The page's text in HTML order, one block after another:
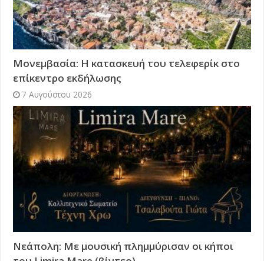
Μονεμβασία: Η κατασκευή του τελεφερίκ στο
επίκεντρο εκδήλωσης
7 Αυγούστου 2026
Νεάπολη: Με μουσική πλημμύρισαν οι κήποι